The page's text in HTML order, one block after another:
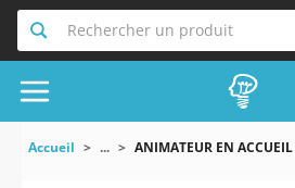
Rechercher un produit
Accueil ... ANIMATEUR EN